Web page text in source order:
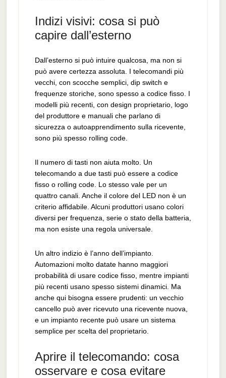
Indizi visivi: cosa si può
capire dall’esterno
Dall’esterno si può intuire qualcosa, ma non si
può avere certezza assoluta. I telecomandi più
vecchi, con scocche semplici, dip switch e
frequenze storiche, sono spesso a codice fisso. I
modelli più recenti, con design proprietario, logo
del produttore e manuali che parlano di
sicurezza o autoapprendimento sulla ricevente,
sono più spesso rolling code.
Il numero di tasti non aiuta molto. Un
telecomando a due tasti può essere a codice
fisso o rolling code. Lo stesso vale per un
quattro canali. Anche il colore del LED non è un
criterio affidabile. Alcuni produttori usano colori
diversi per frequenza, serie o stato della batteria,
ma non esiste una regola universale.
Un altro indizio è l’anno dell’impianto.
Automazioni molto datate hanno maggiori
probabilità di usare codice fisso, mentre impianti
più recenti usano spesso sistemi dinamici. Ma
anche qui bisogna essere prudenti: un vecchio
cancello può aver ricevuto una ricevente nuova,
e un impianto recente può usare un sistema
semplice per scelta del proprietario.
Aprire il telecomando: cosa
osservare e cosa evitare